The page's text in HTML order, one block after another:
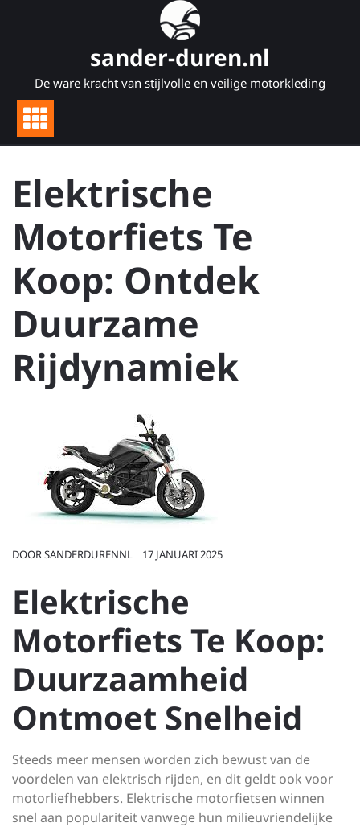
sander-duren.nl
De ware kracht van stijlvolle en veilige motorkleding
Elektrische
Motorfiets Te
Koop: Ontdek
Duurzame
Rijdynamiek
DOORSANDERDURENNL 17 JANUARI 2025
Elektrische
Motorfiets Te Koop:
Duurzaamheid
Ontmoet Snelheid
Steeds meer mensen worden zich bewust van de
voordelen van elektrisch rijden, en dit geldt ook voor
motorliefhebbers. Elektrische motorfietsen winnen
snel aan populariteit vanwege hun milieuvriendelijke